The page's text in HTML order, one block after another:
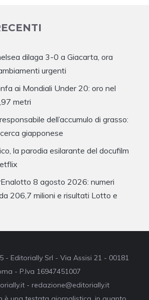
dilaga 3-0 a Giacarta, ora
urgenti
ai Mondiali Under 20: oro nel
metri
dell’accumulo di grasso:
giapponese
la parodia esilarante del docufilm
8 agosto 2026: numeri
206,7 milioni e risultati Lotto e
- Editorially Srl - Via Assisi 21 - 00181
- P.Iva 16947451007
- redazione@editorially.it